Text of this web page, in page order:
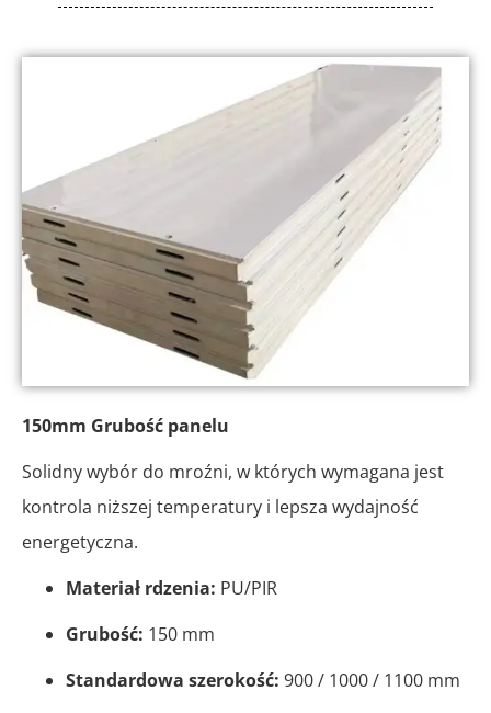
150mm Grubość panelu
Solidny wybór do mroźni, w których wymagana jest
kontrola niższej temperatury i lepsza wydajność
energetyczna.
Materiał rdzenia: PU/PIR
Grubość: 150 mm
Standardowa szerokość: 900 / 1000 / 1100 mm